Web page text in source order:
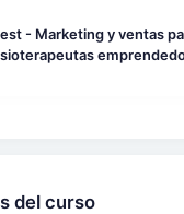
- Marketing y ventas
del curso